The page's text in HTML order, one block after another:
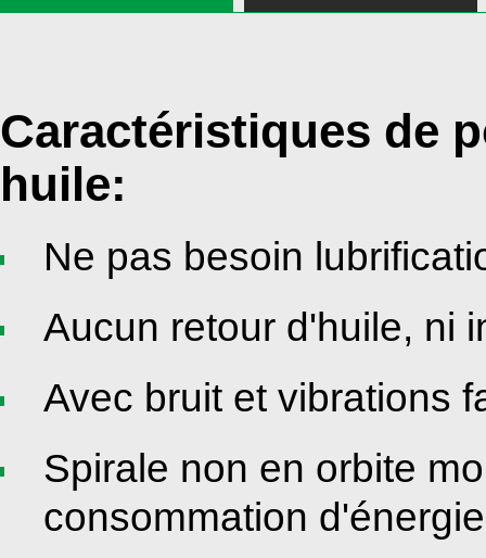
Caractéristiques de
huile:
Ne pas besoin
Aucun retour d'huile, ni
Avec bruit et vibrations
Spirale non en orbite
consommation